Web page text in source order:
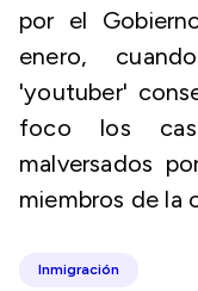
por el
enero,
'youtuber'
foco los
malversados
miembros de la
Inmigración